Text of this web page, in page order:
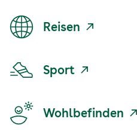
Reisen
Sport
Wohlbefinden